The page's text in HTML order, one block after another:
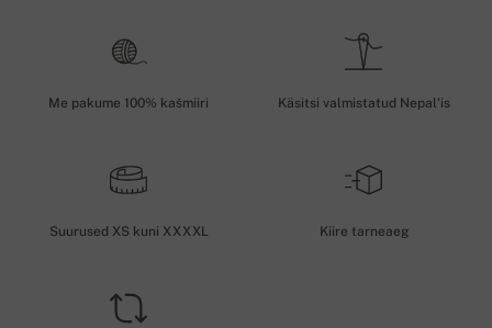
Me pakume 100% kašmiiri Käsitsi valmistatud Nepal'is
Suurused XS kuni XXXXL Kiire tarneaeg